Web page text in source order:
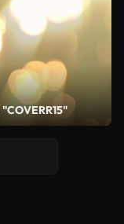
"COVERR15"